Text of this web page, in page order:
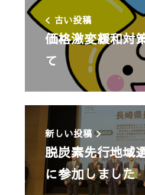
古い投稿
価格激変緩和対
て
新しい投稿
脱炭素先行地域
に参加しました